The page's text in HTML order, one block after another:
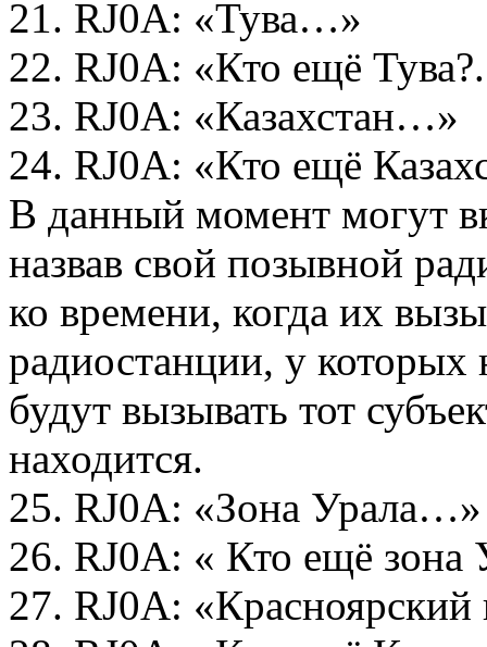
21. RJ0A: «Тува…»
22. RJ0A: «Кто ещё
23. RJ0A: «Казахстан…»
24. RJ0A: «Кто ещё
В данный момент могут
назвав свой позывной
ко времени, когда их
радиостанции, у
будут вызывать тот
находится.
25. RJ0A: «Зона Урала…»
26. RJ0A: « Кто ещё зона
27. RJ0A: